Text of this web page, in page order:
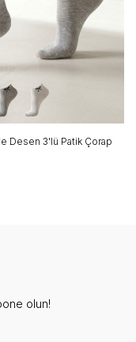
Yarım Konç Çorap
olun!